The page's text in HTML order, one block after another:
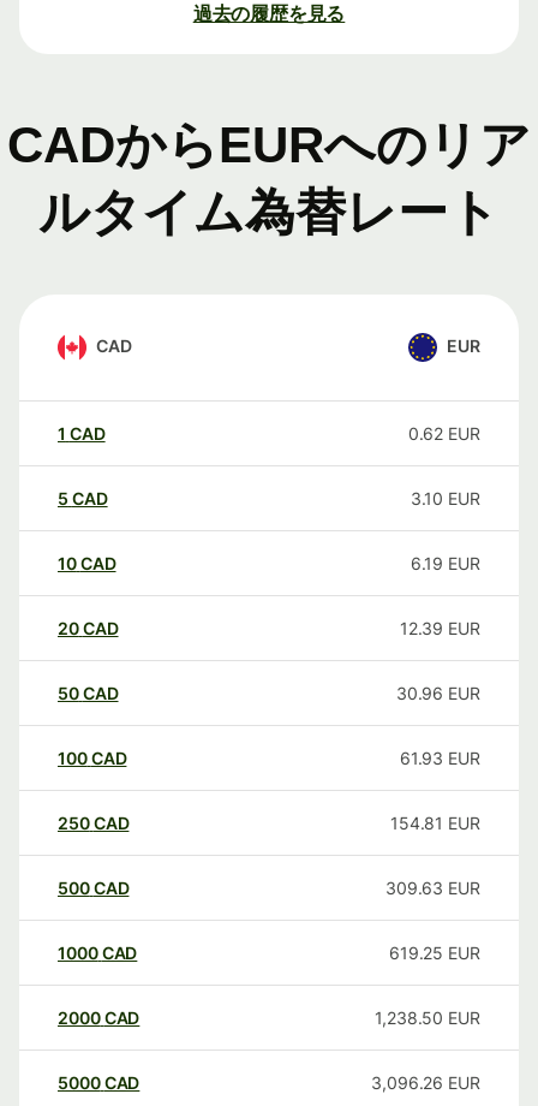
過去の履歴を見る
CADからEURへのリア
ルタイム為替レート
CAD EUR
1 CAD 0.62 EUR
5 CAD 3.10 EUR
10CAD 6.19 EUR
20CAD 12.39 EUR
50CAD 30.96 EUR
100CAD 61.93 EUR
250CAD 154.81 EUR
500CAD 309.63 EUR
1000CAD 619.25 EUR
2000CAD 1,238.50 EUR
5000CAD 3,096.26 EUR